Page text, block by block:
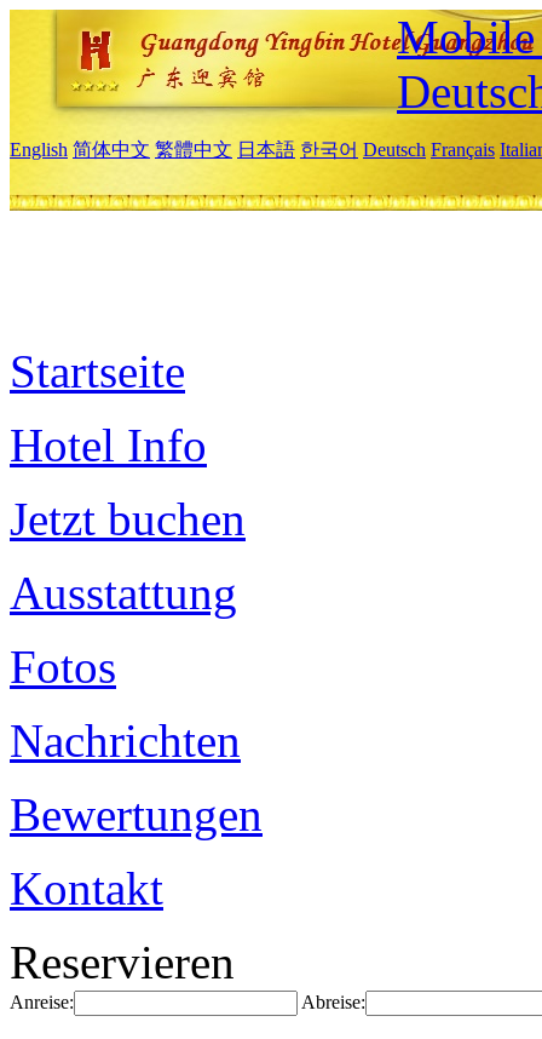
Mobile
English 简体中文 繁體中文 日本語 한국어 Deutsch Français
Startseite
Hotel Info
Jetzt buchen
Ausstattung
Fotos
Nachrichten
Bewertungen
Kontakt
Reservieren
Anreise: Abreise: